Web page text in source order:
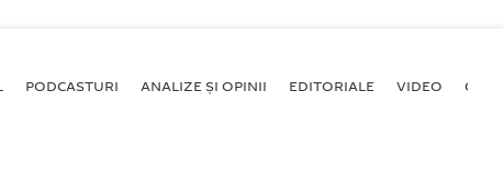
PODCASTURI ANALIZE ȘI OPINII EDITORIALE VIDEO